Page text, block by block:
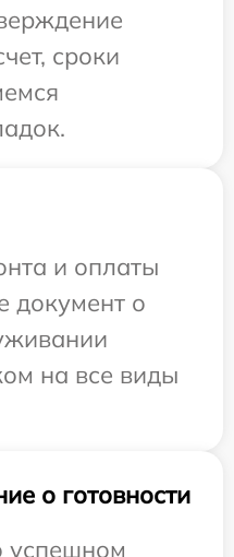
сроки
и оплаты
документ о
на все виды
о готовности